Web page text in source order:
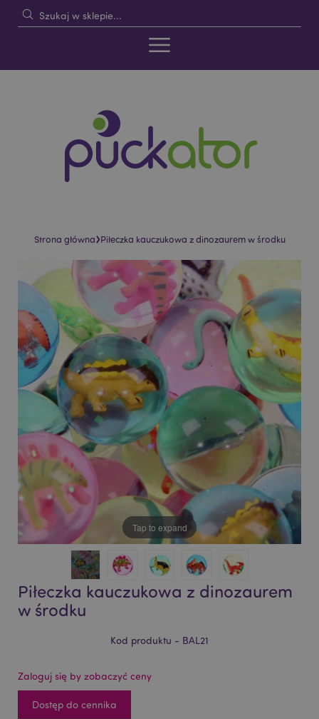
Strona główna›Piłeczka kauczukowa z dinozaurem w środku
to
end
of
the
images
gallery
to
beginning
of
the
images
gallery
Tap to expand
Piłeczka kauczukowa z dinozaurem
w środku
Kod produktu - BAL21
Zaloguj się by zobaczyć ceny
Dostęp do cennika